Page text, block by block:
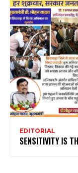
EDITORIAL
SENSITIVITY IS